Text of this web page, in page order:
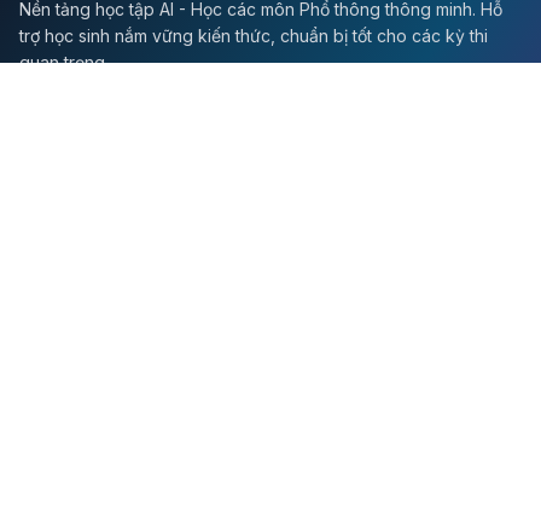
Nền tảng học tập AI - Học các môn Phổ thông thông minh. Hỗ
trợ học sinh nắm vững kiến thức, chuẩn bị tốt cho các kỳ thi
quan trọng.